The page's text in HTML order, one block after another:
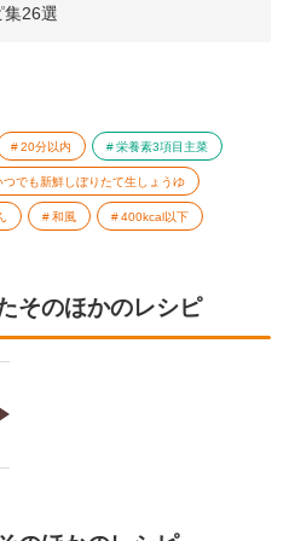
集26選
20分以内 栄養素3項目主菜
つでも新鮮しぼりたて生しょうゆ
和風 400kcal以下
そのほかのレシピ